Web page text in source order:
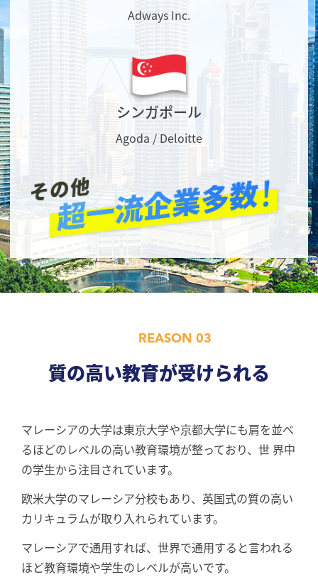
Adways Inc.
シンガポール
Agoda / Deloitte
REASON 03
質の高い教育が受けられる
マレーシアの⼤学は東京⼤学や京都⼤学にも肩を並べ
るほどのレベルの⾼い教育環境が整っており、世 界中
の学⽣から注⽬されています。
欧⽶⼤学のマレーシア分校もあり、英国式の質の⾼い
カリキュラムが取り⼊れられています。
マレーシアで通⽤すれば、世界で通⽤すると⾔われる
ほど教育環境や学⽣のレベルが⾼いです。